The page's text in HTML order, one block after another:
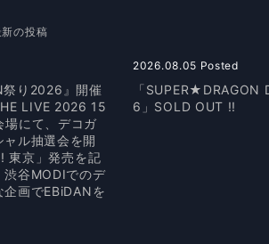
新の投稿
祭り2026』開催
LIVE 2026 15
にて、デコガ
ル抽選会を開
東京」発売を記
渋谷MODIでのデ
企画でEBiDANを
2026.08.05 Posted
「SUPER★DRAGON
6」SOLD OUT !!